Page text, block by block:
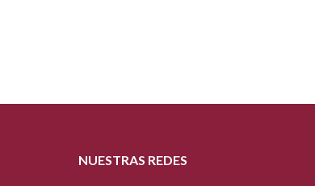
NUESTRAS REDES